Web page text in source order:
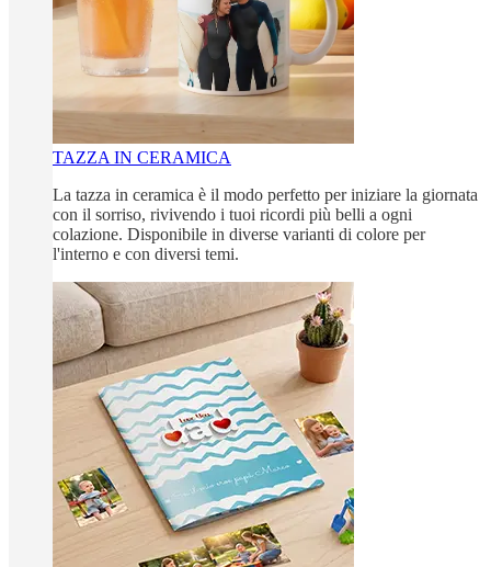
TAZZA IN CERAMICA
La tazza in ceramica è il modo perfetto per iniziare la giornata
con il sorriso, rivivendo i tuoi ricordi più belli a ogni
colazione. Disponibile in diverse varianti di colore per
l'interno e con diversi temi.